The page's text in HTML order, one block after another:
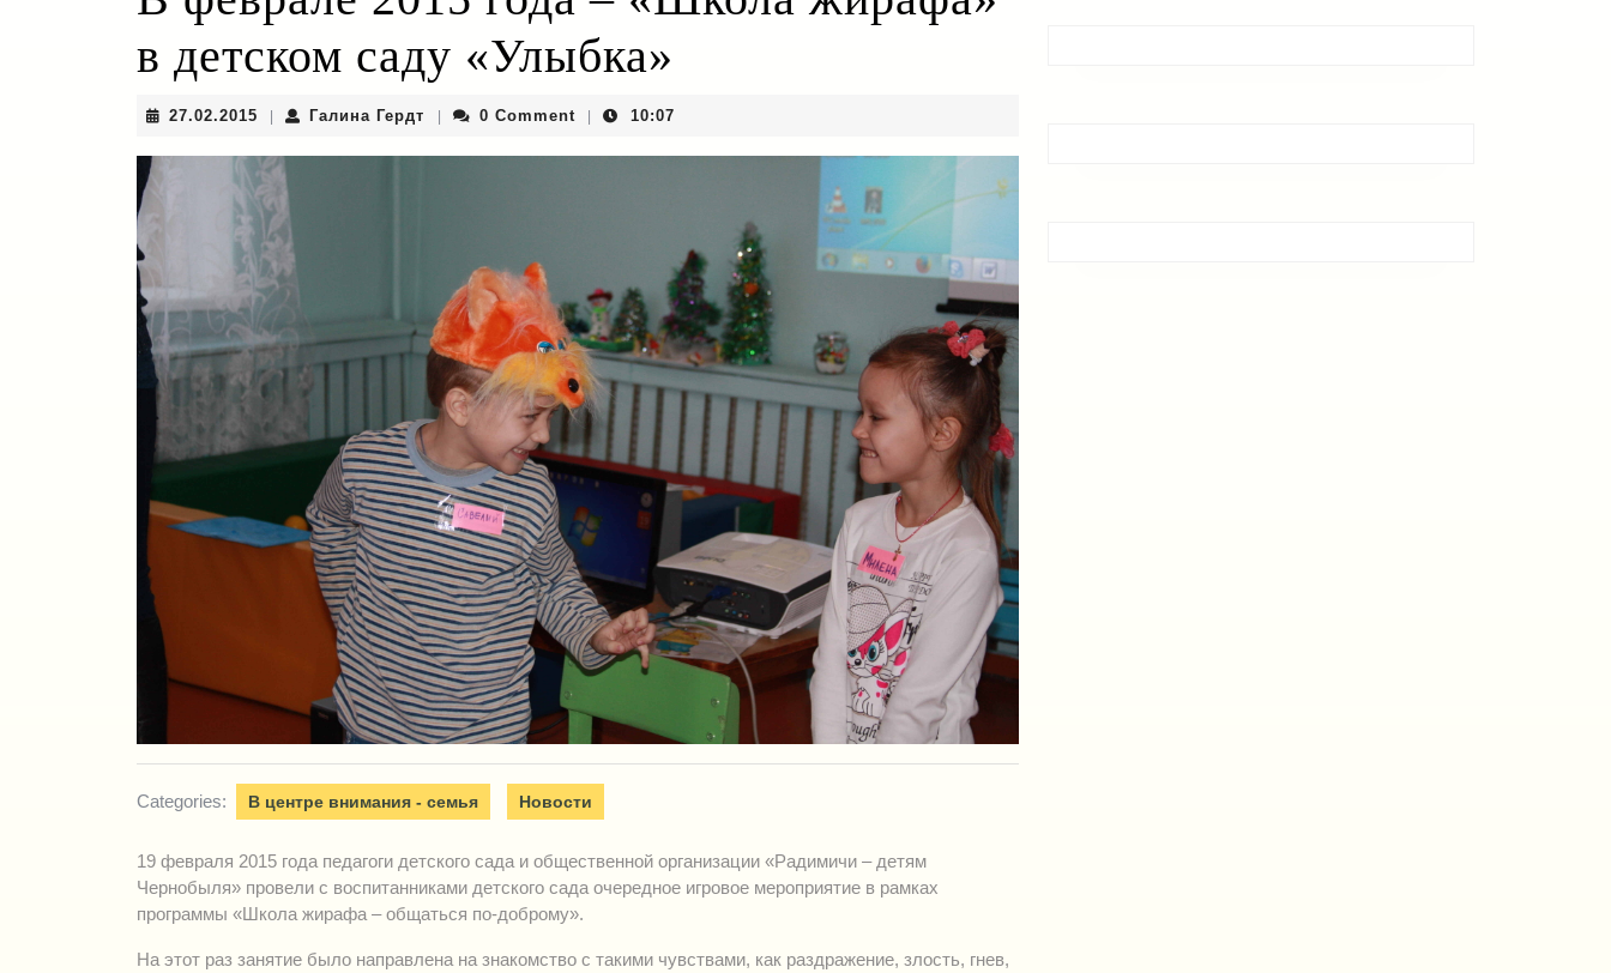
в детском саду «Улыбка»
27.02.2015 27.02.2015Галина Гердт Галина0 Comment 10:07
Categories: В центре внимания - семья Новости
19 февраля 2015 года педагоги детского сада и общественной организации «Радимичи – детям
Чернобыля» провели с воспитанниками детского сада очередное игровое мероприятие в рамках
программы «Школа жирафа – общаться по-доброму».
На этот раз занятие было направлена на знакомство с такими чувствами, как раздражение, злость, гнев,